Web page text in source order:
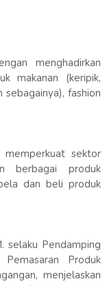
menghadirkan
makanan (keripik,
fashion
sektor
berbagai produk
dan beli produk
selaku Pendamping
Produk
menjelaskan